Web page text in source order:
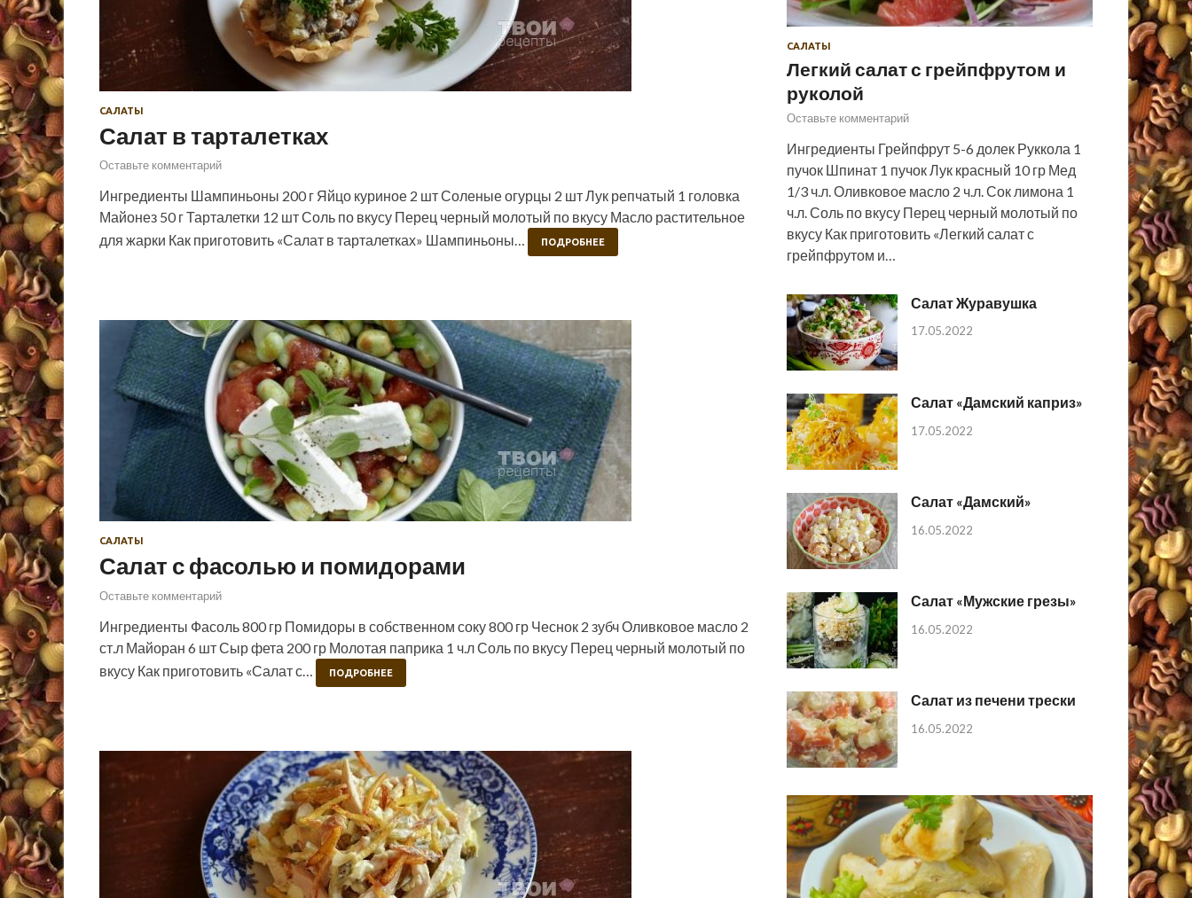
САЛАТЫ
Салат в тарталетках
Оставьте комментарий
Ингредиенты Шампиньоны 200 г Яйцо куриное 2 шт Соленые огурцы 2 шт Лук репчатый 1 головка
Майонез 50 г Тарталетки 12 шт Соль по вкусу Перец черный молотый по вкусу Масло растительное
для жарки Как приготовить «Салат в тарталетках» Шампиньоны…
ПОДРОБНЕЕ
САЛАТЫ
Салат с фасолью и помидорами
Оставьте комментарий
Ингредиенты Фасоль 800 гр Помидоры в собственном соку 800 гр Чеснок 2 зубч Оливковое масло 2
ст.л Майоран 6 шт Сыр фета 200 гр Молотая паприка 1 ч.л Соль по вкусу Перец черный молотый по
вкусу Как приготовить «Салат с…
ПОДРОБНЕЕ
САЛАТЫ
Легкий салат с грейпфрутом и
руколой
Оставьте комментарий
Ингредиенты Грейпфрут 5-6 долек Руккола 1
пучок Шпинат 1 пучок Лук красный 10 гр Мед
1/3 ч.л. Оливковое масло 2 ч.л. Сок лимона 1
ч.л. Соль по вкусу Перец черный молотый по
вкусу Как приготовить «Легкий салат с
грейпфрутом и…
Салат Журавушка
17.05.2022
Салат «Дамский каприз»
17.05.2022
Салат «Дамский»
16.05.2022
Салат «Мужские грезы»
16.05.2022
Салат из печени трески
16.05.2022